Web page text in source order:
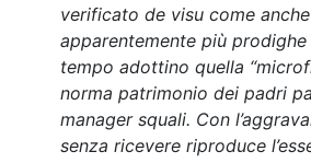
verificato de visu come
apparentemente più
tempo adottino quella
norma patrimonio dei padri
manager squali. Con
senza ricevere riproduce